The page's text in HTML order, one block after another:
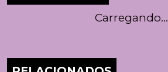
Carregando...